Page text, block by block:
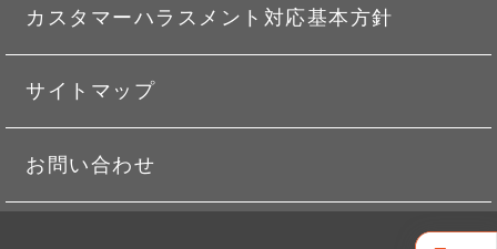
カスタマーハラスメント対応基本方針
サイトマップ
お問い合わせ